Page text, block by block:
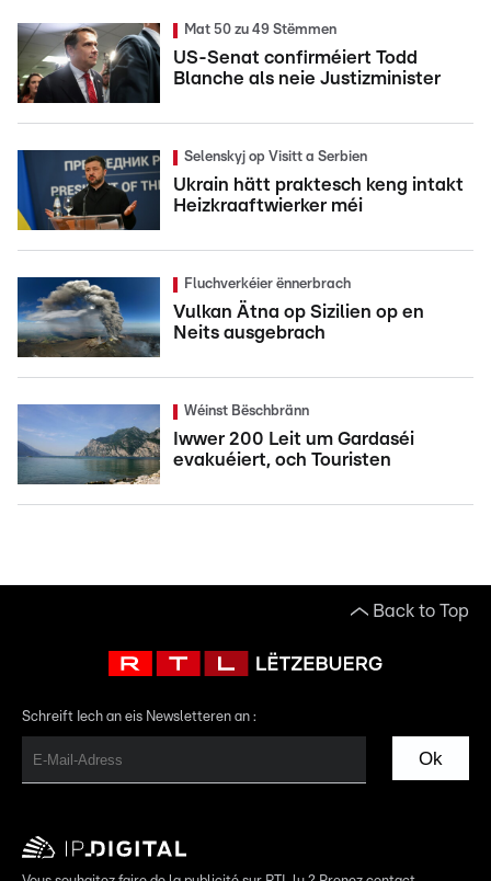
Mat 50 zu 49 Stëmmen
US-Senat confirméiert Todd
Blanche als neie Justizminister
Selenskyj op Visitt a Serbien
Ukrain hätt praktesch keng intakt
Heizkraaftwierker méi
Fluchverkéier ënnerbrach
Vulkan Ätna op Sizilien op en
Neits ausgebrach
Wéinst Bëschbränn
Iwwer 200 Leit um Gardaséi
evakuéiert, och Touristen
Back to Top
Schreift Iech an eis Newsletteren an :
Ok